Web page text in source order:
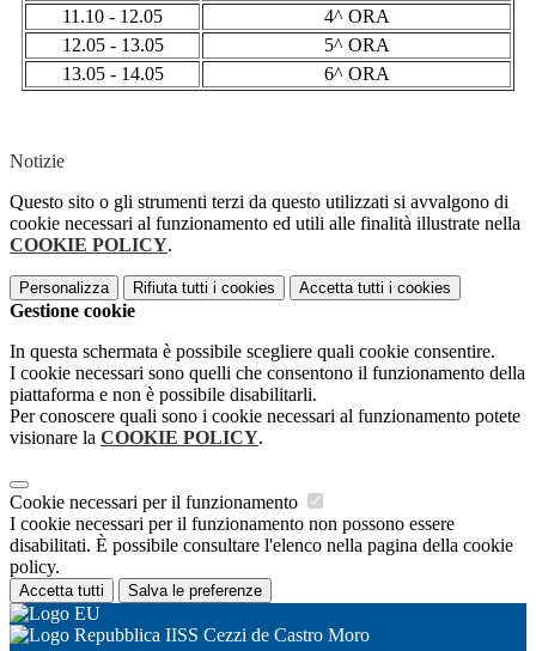
11.10 - 12.05
4^ ORA
12.05 - 13.05
5^ ORA
13.05 - 14.05
6^ ORA
Notizie
Questo sito o gli strumenti terzi da questo utilizzati si avvalgono di
cookie necessari al funzionamento ed utili alle finalità illustrate nella
COOKIE POLICY.
Personalizza Rifiuta tutti i cookies Accetta tutti i cookies
Gestione cookie
In questa schermata è possibile scegliere quali cookie consentire.
I cookie necessari sono quelli che consentono il funzionamento della
piattaforma e non è possibile disabilitarli.
Per conoscere quali sono i cookie necessari al funzionamento potete
visionare la COOKIE POLICY.
Cookie necessari per il funzionamento
I cookie necessari per il funzionamento non possono essere
disabilitati. È possibile consultare l'elenco nella pagina della cookie
policy.
Accetta tutti Salva le preferenze
IISS Cezzi de Castro Moro